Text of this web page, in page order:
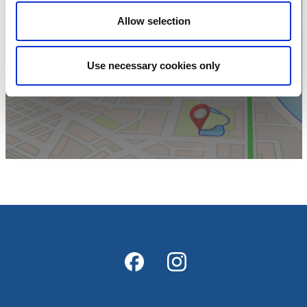
Allow selection
Use necessary cookies only
Klicka för att visa
karta